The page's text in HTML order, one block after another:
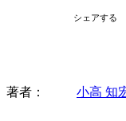
シェアする
著者 小高 知